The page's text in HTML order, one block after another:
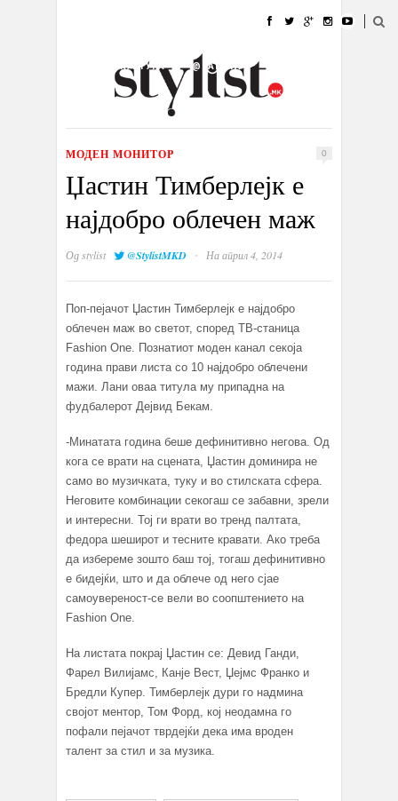
УБАВИНА
КУЛТУРА @РАБОТА
ИЗЛОГ
МОДЕН МОНИТОР 0
Џастин Тимберлејк е
најдобро облечен маж
Одstylist @StylistMKD · На април 4, 2014
Поп-пејачот Џастин Тимберлејк е најдобро
облечен маж во светот, според ТВ-станица
Fashion One. Познатиот моден канал секоја
година прави листа со 10 најдобро облечени
мажи. Лани оваа титула му припадна на
фудбалерот Дејвид Бекам.
-Минатата година беше дефинитивно негова. Од
кога се врати на сцената, Џастин доминира не
само во музичката, туку и во стилската сфера.
Неговите комбинации секогаш се забавни, зрели
и интересни. Тој ги врати во тренд палтата,
федора шеширот и тесните кравати. Ако треба
да избереме зошто баш тој, тогаш дефинитивно
е бидејќи, што и да облече од него сјае
самоувереност-се вели во соопштението на
Fashion One.
На листата покрај Џастин се: Девид Ганди,
Фарел Вилијамс, Канје Вест, Џејмс Франко и
Бредли Купер. Тимберлејк дури го надмина
својот ментор, Том Форд, кој неодамна го
пофали пејачот тврдејќи дека има вроден
талент за стил и за музика.